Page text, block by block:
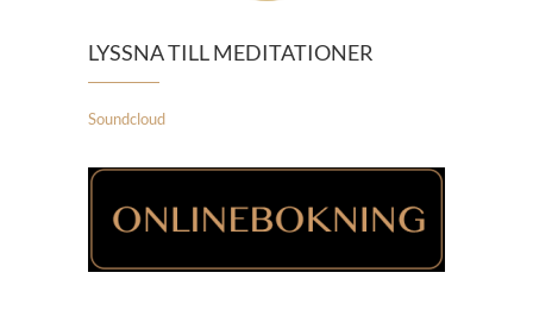
LYSSNA TILL MEDITATIONER
Soundcloud